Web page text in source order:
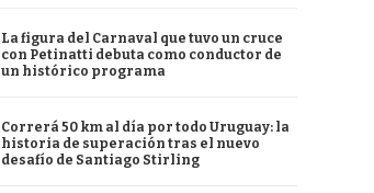
La figura del Carnaval que tuvo un cruce
con Petinatti debuta como conductor de
un histórico programa
Correrá 50 km al día por todo Uruguay: la
historia de superación tras el nuevo
desafío de Santiago Stirling